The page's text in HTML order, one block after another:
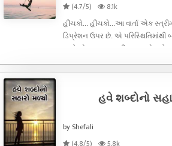
(4.7/5)
8.1k
હીંચકો... હીંચકો...આ વાર્તા એક
ડિપ્રેશન ઉપર છે. એ પરિસ્થિતિમાંથી
અને યોગ્ય સારવારની જરૂર હોય
રૂપ બને. આ
હવે શબ્દોનો
by Shefali